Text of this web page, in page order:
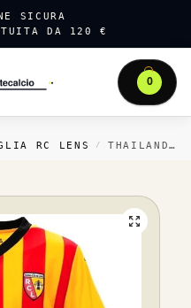
SICURA
DA 120 €
0
RC LENS / THAILANDIA CASA MAGLIA RC LENS 2024 2025 GIALLO